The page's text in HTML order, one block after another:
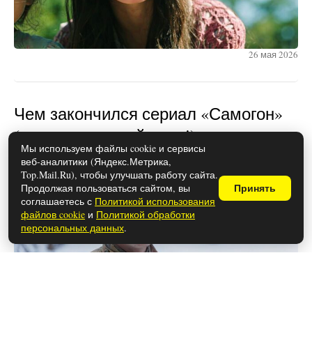
26 мая 2026
Чем закончился сериал «Самогон»
(осторожно, спойлеры!)
Мы используем файлы cookie и сервисы
веб-аналитики (Яндекс.Метрика,
Top.Mail.Ru), чтобы улучшать работу сайта.
Продолжая пользоваться сайтом, вы
соглашаетесь с Политикой использования
файлов cookie и Политикой обработки
персональных данных.
Принять